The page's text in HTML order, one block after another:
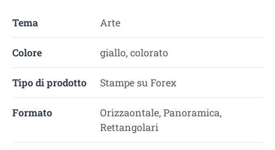
Tema Arte
Colore giallo, colorato
Tipo di prodotto Stampe su Forex
Formato
Orizzaontale, Panoramica,
Rettangolari